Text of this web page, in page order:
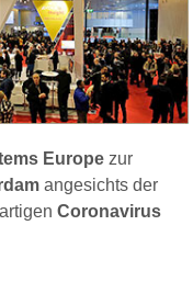
Europe zur
angesichts der
Coronavirus